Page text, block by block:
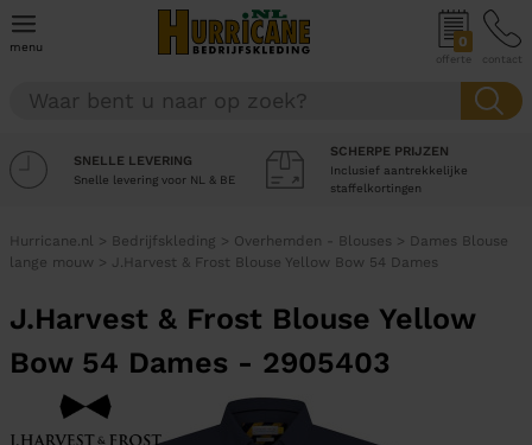
menu 0
offerte contact
SNELLE LEVERING
Snelle levering voor NL & BE
SCHERPE PRIJZEN
Inclusief aantrekkelijke
staffelkortingen
Hurricane.nl > Bedrijfskleding > Overhemden - Blouses > Dames Blouse
lange mouw > J.Harvest & Frost Blouse Yellow Bow 54 Dames
J.Harvest & Frost Blouse Yellow
Bow 54 Dames - 2905403